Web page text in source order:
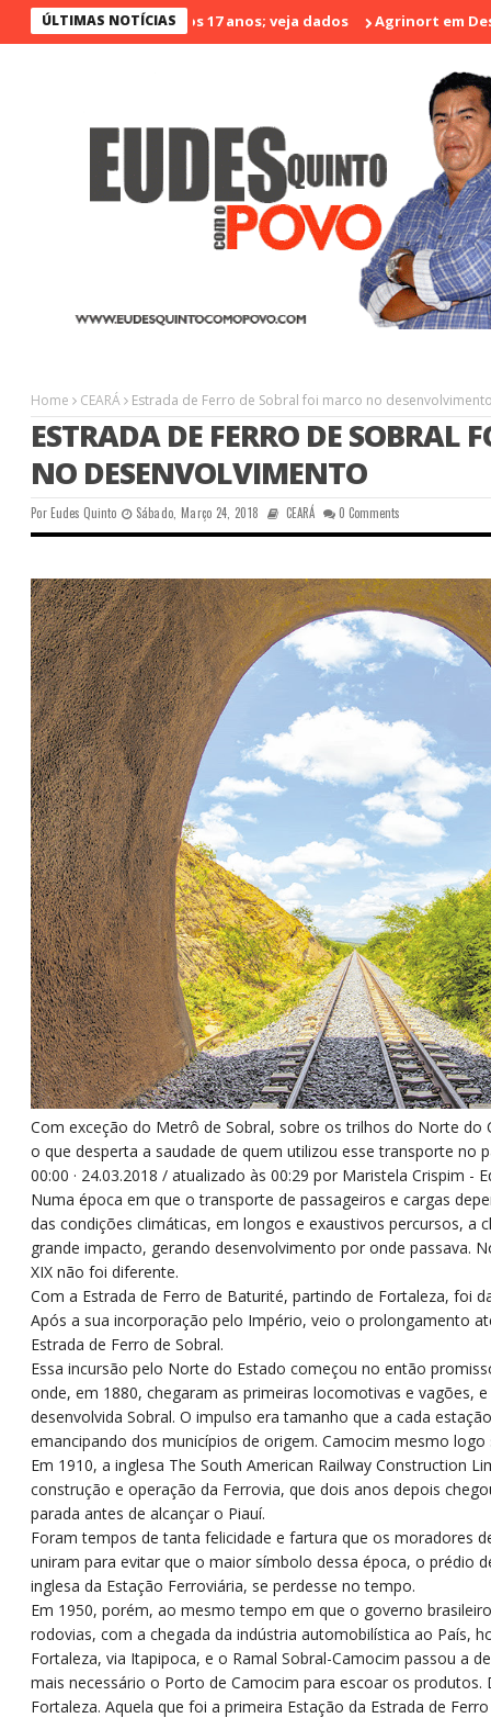
ÚLTIMAS NOTÍCIAS
violento nos últimos 17 anos; veja dados Agrinort em
Home CEARÁ Estrada de Ferro de Sobral foi marco no
ESTRADA DE FERRO DE SOBRAL
NO DESENVOLVIMENTO
PorEudes Quinto Sábado, Março 24, 2018 CEARÁ 0 Comments
Com exceção do Metrô de Sobral, sobre os trilhos do Norte do
o que desperta a saudade de quem utilizou esse transporte no
00:00 · 24.03.2018 / atualizado às 00:29 por Maristela Crispim -
Numa época em que o transporte de passageiros e cargas
das condições climáticas, em longos e exaustivos percursos, a
grande impacto, gerando desenvolvimento por onde passava.
XIX não foi diferente.
Com a Estrada de Ferro de Baturité, partindo de Fortaleza, foi
Após a sua incorporação pelo Império, veio o prolongamento
Estrada de Ferro de Sobral.
Essa incursão pelo Norte do Estado começou no então
onde, em 1880, chegaram as primeiras locomotivas e vagões,
desenvolvida Sobral. O impulso era tamanho que a cada
emancipando dos municípios de origem. Camocim mesmo logo
Em 1910, a inglesa The South American Railway Construction
construção e operação da Ferrovia, que dois anos depois
parada antes de alcançar o Piauí.
Foram tempos de tanta felicidade e fartura que os moradores
uniram para evitar que o maior símbolo dessa época, o prédio
inglesa da Estação Ferroviária, se perdesse no tempo.
Em 1950, porém, ao mesmo tempo em que o governo
rodovias, com a chegada da indústria automobilística ao País,
Fortaleza, via Itapipoca, e o Ramal Sobral-Camocim passou a
mais necessário o Porto de Camocim para escoar os produtos.
Fortaleza. Aquela que foi a primeira Estação da Estrada de